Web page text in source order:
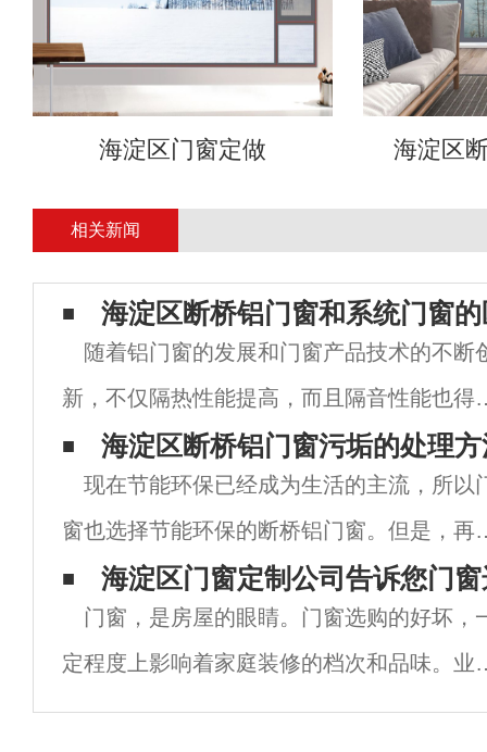
海淀区门窗定做 海淀区
相关新闻
海淀区断桥铝门窗和系统门窗
随着铝门窗的发展和门窗产品技术的不断
新，不仅隔热性能提高，而且隔音性能也得
了提高。因此，断桥铝门窗非常流行。系统
窗有什么问题？今天，让我们来谈谈两者的
别。 事实上，系统门窗也是由铝门窗升
改
海淀区断桥铝门窗污垢的处理
现在节能环保已经成为生活的主流，所以
窗也选择节能环保的断桥铝门窗。但是，再
的门窗，如果不经常清洗，也会出现很多污
渍，影响美观。那么铝门窗破损的污渍怎么
理呢？下面跟随小编一起了解一下断桥铝门
如何
海淀区门窗定制公司告诉您门
门窗，是房屋的眼睛。门窗选购的好坏，
定程度上影响着家庭装修的档次和品味。业
们在选购的时候，一定要多逛逛，多跑跑，